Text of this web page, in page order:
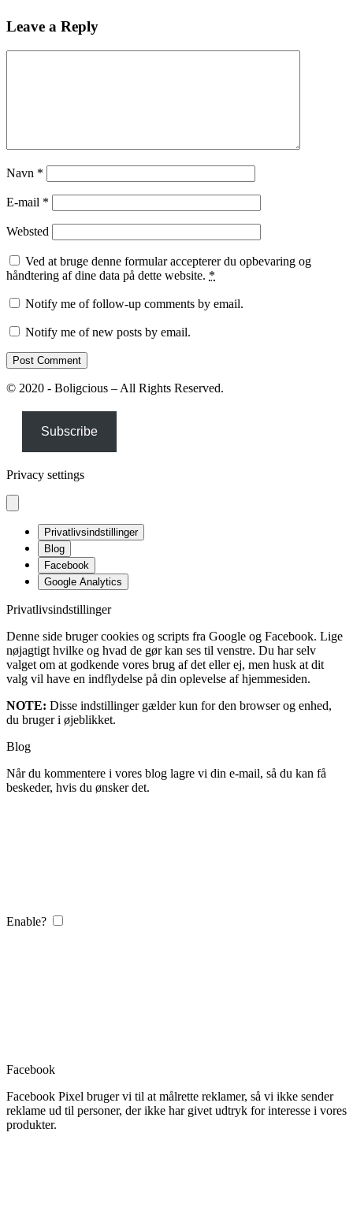
Leave a Reply
Navn *
E-mail *
Websted
Ved at bruge denne formular accepterer du opbevaring og
håndtering af dine data på dette website. *
Notify me of follow-up comments by email.
Notify me of new posts by email.
© 2020 - Boligcious – All Rights Reserved.
Subscribe
Privacy settings
Privatlivsindstillinger
Blog
Facebook
Google Analytics
Privatlivsindstillinger
Denne side bruger cookies og scripts fra Google og Facebook. Lige
nøjagtigt hvilke og hvad de gør kan ses til venstre. Du har selv
valget om at godkende vores brug af det eller ej, men husk at dit
valg vil have en indflydelse på din oplevelse af hjemmesiden.
NOTE: Disse indstillinger gælder kun for den browser og enhed,
du bruger i øjeblikket.
Blog
Når du kommentere i vores blog lagre vi din e-mail, så du kan få
beskeder, hvis du ønsker det.
Enable?
Facebook
Facebook Pixel bruger vi til at målrette reklamer, så vi ikke sender
reklame ud til personer, der ikke har givet udtryk for interesse i vores
produkter.